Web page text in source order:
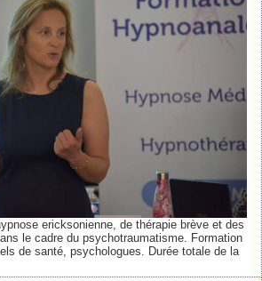
ericksonienne, de thérapie brève et des
le cadre du psychotraumatisme. Formation
de santé, psychologues. Durée totale de la